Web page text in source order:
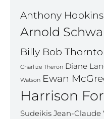
Anthony Hopkins
Arnold
Billy Bob
Charlize Theron Diane
Watson Ewan
Harrison
Sudeikis Jean-Claude